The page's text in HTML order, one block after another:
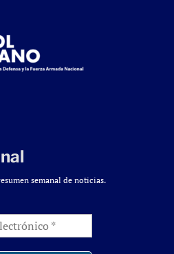
semanal de noticias.